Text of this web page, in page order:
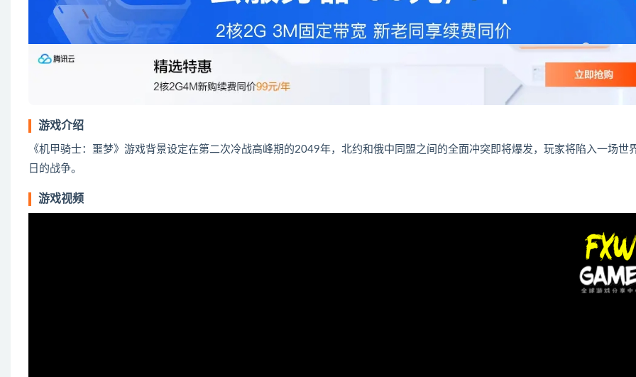
游戏介绍
《机甲骑士：噩梦》游戏背景设定在第二次冷战高峰期的2049年，北约和俄中同盟之间的全面冲突即将爆发，玩家将陷入一场世
日的战争。
游戏视频